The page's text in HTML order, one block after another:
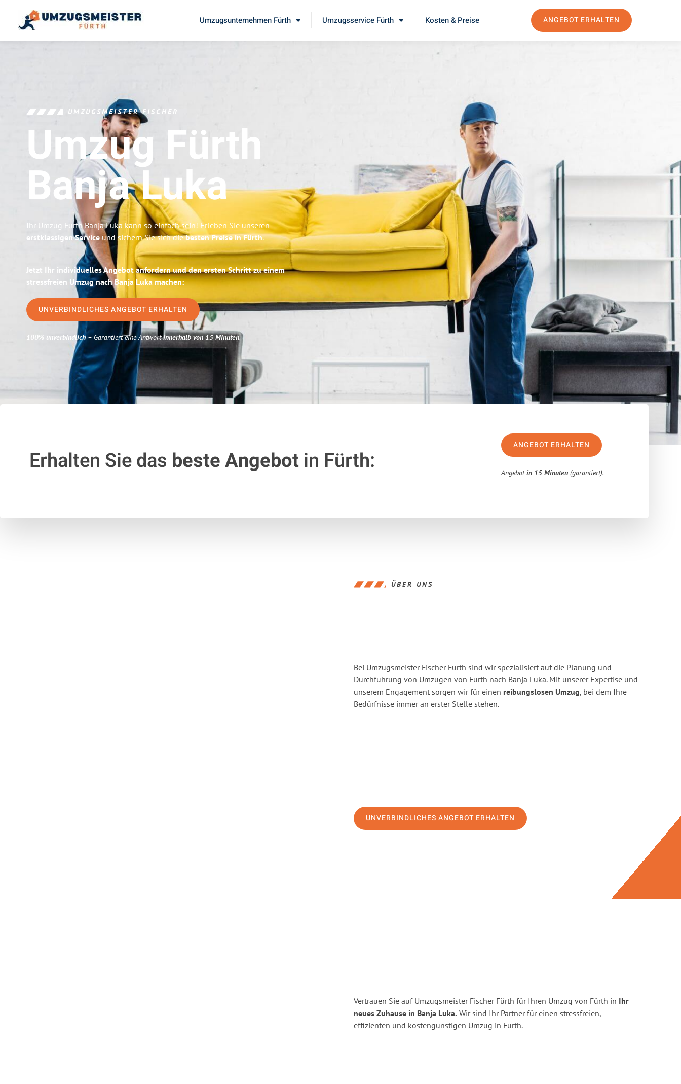
Umzugsunternehmen Fürth Umzugsservice Fürth Kosten & Preise ANGEBOT ERHALTEN
UMZUGSMEISTER FISCHER
Umzug Fürth
Banja Luka
Ihr Umzug Fürth Banja Luka kann so einfach sein! Erleben Sie unseren
erstklassigen Service und sichern Sie sich diebesten Preise in Fürth.
Jetzt Ihr individuelles Angebot anfordern und den ersten Schritt zu einem
stressfreien Umzug nach Banja Luka machen:
UNVERBINDLICHES ANGEBOT ERHALTEN
100% unverbindlich– Garantiert eine Antwortinnerhalb von 15 Minuten.
Erhalten Sie das beste Angebotin Fürth:
ANGEBOT ERHALTEN
Angebotin 15 Minuten (garantiert).
ÜBER UNS
Bei Umzugsmeister Fischer Fürth sind wir spezialisiert auf die Planung und
Durchführung von Umzügen von Fürth nach Banja Luka. Mit unserer Expertise und
unserem Engagement sorgen wir für einen reibungslosen Umzug, bei dem Ihre
Bedürfnisse immer an erster Stelle stehen.
UNVERBINDLICHES ANGEBOT ERHALTEN
Vertrauen Sie auf Umzugsmeister Fischer Fürth für Ihren Umzug von Fürth in Ihr
neues Zuhause in Banja Luka. Wir sind Ihr Partner für einen stressfreien,
effizienten und kostengünstigen Umzug in Fürth.